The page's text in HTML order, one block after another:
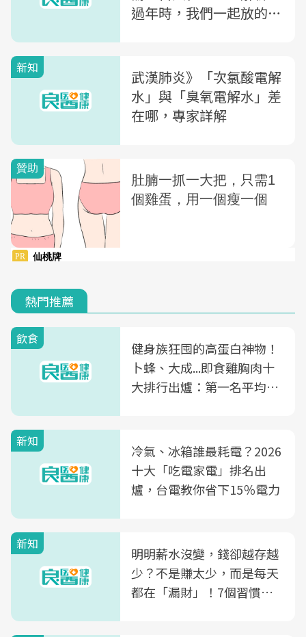
過年時，我們一起放的那
新知
武漢肺炎》「次氯酸電解
水」與「臭氧電解水」差
在哪，專家詳解
熱門推薦
飲食
健身族狂囤的高蛋白神物！
卜蜂、大成...即食雞胸肉十
大排行出爐：第一名平均一
新知
冷氣、冰箱誰最耗電？2026
十大「吃電家電」排名出
爐，台電教你省下15％電力
新知
明明薪水沒變，錢卻越存越
少？不是賺太少，而是每天
都在「漏財」！7個習慣一